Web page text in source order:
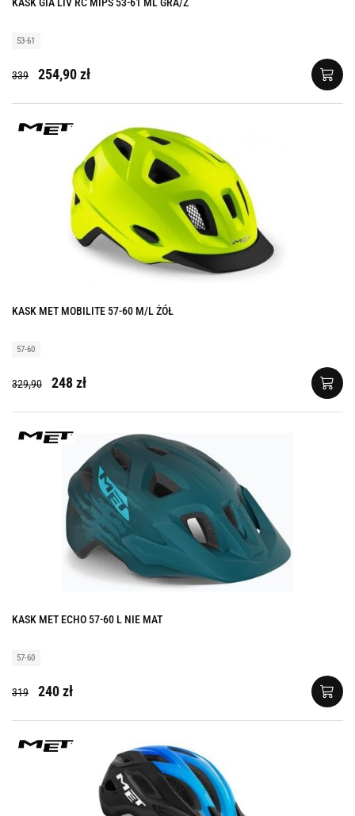
53-61
339 254,90 zł
KASK MET MOBILITE 57-60 M/L ŻÓŁ
57-60
329,90 248 zł
KASK MET ECHO 57-60 L NIE MAT
57-60
319 240 zł